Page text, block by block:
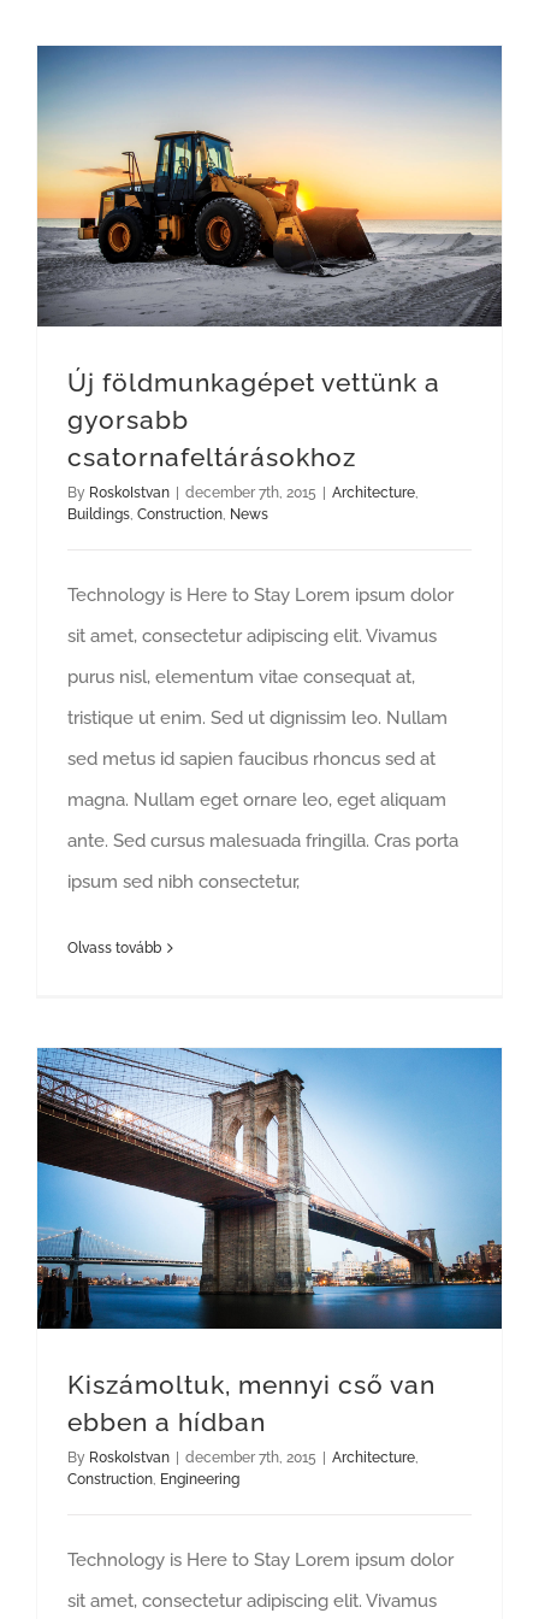
Új földmunkagépet vettünk a
gyorsabb
csatornafeltárásokhoz
By R0sk0Istvan | december 7th, 2015 | Architecture
Buildings Construction News
Technology is Here to Stay Lorem ipsum dolor
sit amet, consectetur adipiscing elit. Vivamus
purus nisl, elementum vitae consequat at,
tristique ut enim. Sed ut dignissim leo. Nullam
sed metus id sapien faucibus rhoncus sed at
magna. Nullam eget ornare leo, eget aliquam
ante. Sed cursus malesuada fringilla. Cras porta
ipsum sed nibh consectetur,
Olvass tovább
Kiszámoltuk, mennyi cső van
ebben a hídban
By R0sk0Istvan | december 7th, 2015 | Architecture
Construction Engineering
Technology is Here to Stay Lorem ipsum dolor
sit amet, consectetur adipiscing elit. Vivamus